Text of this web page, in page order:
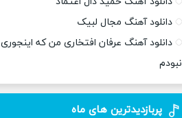
دانلود آهنگ مجال لبیک
دانلود آهنگ عرفان افتخاری من که اینجوری
نبودم
پربازدیدترین های ماه